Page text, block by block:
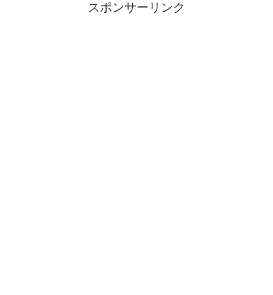
スポンサーリンク